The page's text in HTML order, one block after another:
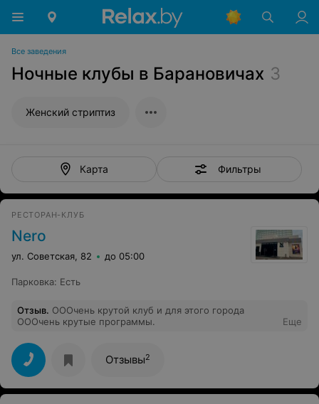
Все заведения
Ночные клубы в Барановичах 3
Женский стриптиз
Карта Фильтры
РЕСТОРАН-КЛУБ
Nero
ул. Советская, 82 до 05:00
Парковка: Есть
Отзыв. ОООчень крутой клуб и для этого города
ОООчень крутые программы.
Еще
Отзывы2